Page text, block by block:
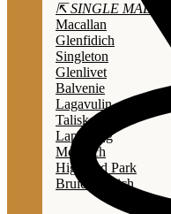
⇱ SINGLE MALT
Macallan
Glenfidich
Singleton
Glenlivet
Balvenie
Lagavulin
Talisker
Laphroaig
Mortlach
Highland Park
Bruichladdich